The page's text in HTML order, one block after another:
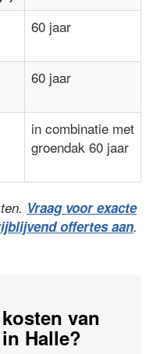
60 jaar
60 jaar
in combinatie met
groendak 60 jaar
Vraag voor exacte
offertes aan.
van
Halle?